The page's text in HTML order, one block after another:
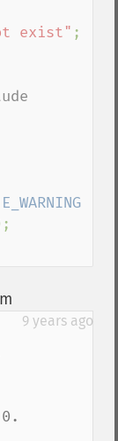
exist"
9 years ago